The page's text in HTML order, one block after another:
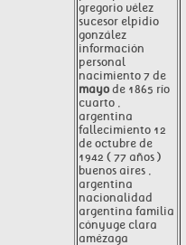
gregorio vélez
sucesor elpidio
gonzález
información
personal
nacimiento 7 de
mayode 1865 río
cuarto ,
argentina
fallecimiento 12
de octubre de
1942 ( 77 años )
buenos aires ,
argentina
nacionalidad
argentina familia
cónyuge clara
amézaga